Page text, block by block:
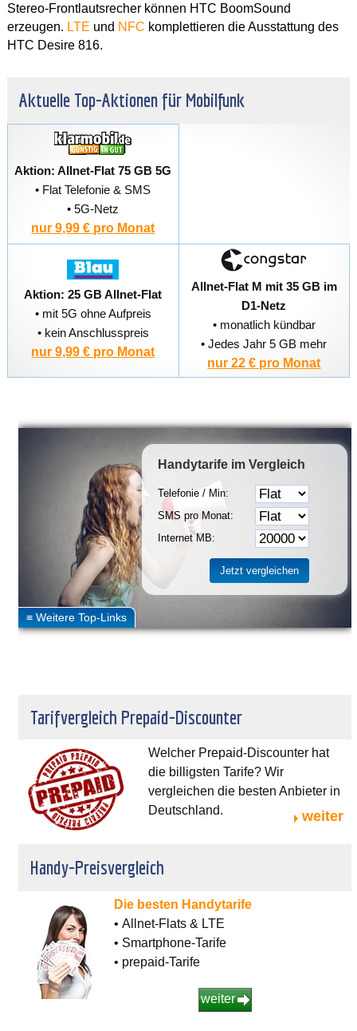
Stereo-Frontlautsrecher können HTC BoomSound
erzeugen. LTE und NFC komplettieren die Ausstattung des
HTC Desire 816.
Aktuelle Top-Aktionen für Mobilfunk
Aktion: Allnet-Flat 75 GB 5G
• Flat Telefonie & SMS
• 5G-Netz
nur 9,99 € pro Monat
Aktion: 25 GB Allnet-Flat
• mit 5G ohne Aufpreis
• kein Anschlusspreis
nur 9,99 € pro Monat
Allnet-Flat M mit 35 GB im
D1-Netz
• monatlich kündbar
• Jedes Jahr 5 GB mehr
nur 22 € pro Monat
Handytarife im Vergleich
Telefonie / Min:
SMS pro Monat:
Internet MB:
Tarifvergleich Prepaid-Discounter
Welcher Prepaid-Discounter hat
die billigsten Tarife? Wir
vergleichen die besten Anbieter in
Deutschland.
weiter
Handy-Preisvergleich
Die besten Handytarife
• Allnet-Flats & LTE
• Smartphone-Tarife
• prepaid-Tarife
weiter